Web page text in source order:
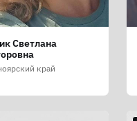
Светлана
край